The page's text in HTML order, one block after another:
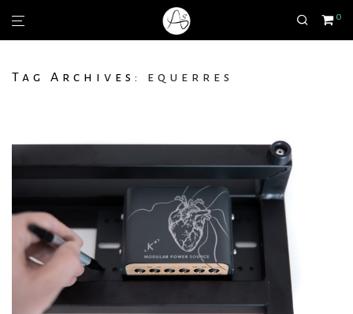
0
Tag Archives: equerres